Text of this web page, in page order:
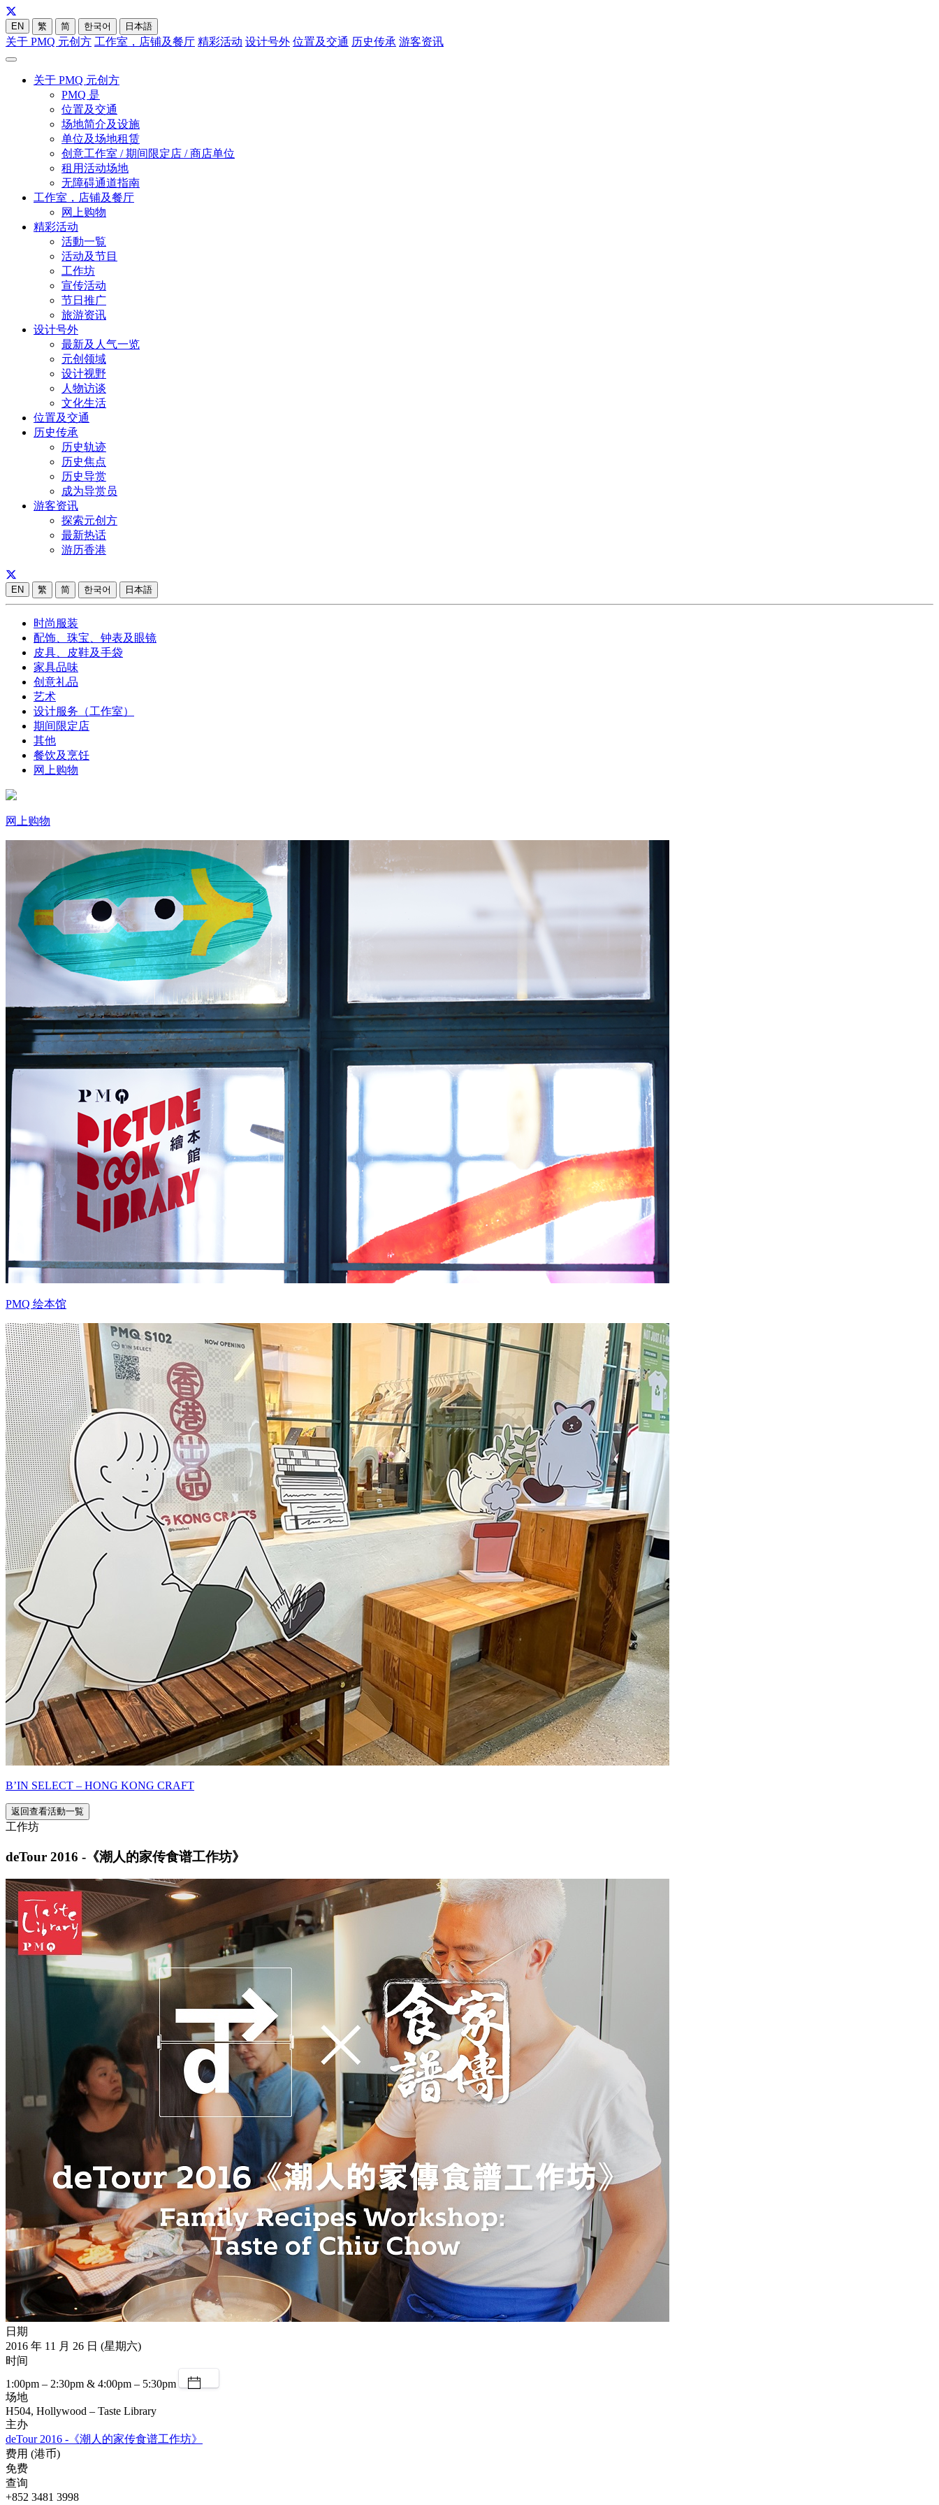
EN 繁 简 한국어 日本語
关于 PMQ 元创方 工作室，店铺及餐厅 精彩活动 设计号外 位置及交通 历史传承 游客资讯
关于 PMQ 元创方
PMQ 是
位置及交通
场地简介及设施
单位及场地租赁
创意工作室 / 期间限定店 / 商店单位
租用活动场地
无障碍通道指南
工作室，店铺及餐厅
网上购物
精彩活动
活動一覧
活动及节目
工作坊
宣传活动
节日推广
旅游资讯
设计号外
最新及人气一览
元创领域
设计视野
人物访谈
文化生活
位置及交通
历史传承
历史轨迹
历史焦点
历史导赏
成为导赏员
游客资讯
探索元创方
最新热话
游历香港
EN 繁 简 한국어 日本語
时尚服装
配饰、珠宝、钟表及眼镜
皮具、皮鞋及手袋
家具品味
创意礼品
艺术
设计服务（工作室）
期间限定店
其他
餐饮及烹饪
网上购物
网上购物
PMQ 绘本馆
B’IN SELECT – HONG KONG CRAFT
返回查看活動一覧
工作坊
deTour 2016 -《潮人的家传食谱工作坊》
日期
2016 年 11 月 26 日 (星期六)
时间
1:00pm – 2:30pm & 4:00pm – 5:30pm
场地
H504, Hollywood – Taste Library
主办
deTour 2016 -《潮人的家传食谱工作坊》
费用 (港币)
免费
查询
+852 3481 3998